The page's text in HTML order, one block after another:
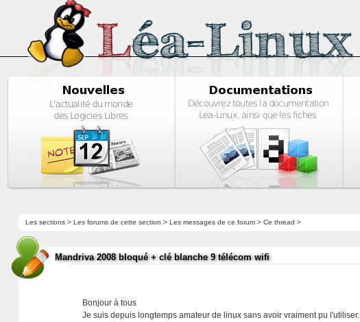
Les sections> Les forums de cette section > Les messages de ce forum> Ce thread >
Mandriva 2008 bloqué + clé blanche 9 télécom wifi
Bonjour à tous
Je suis depuis longtemps amateur de linux sans avoir vraiment pu l'utiliser.